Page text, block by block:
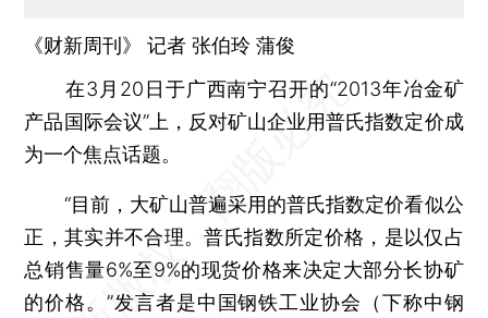
《财新周刊》 记者张伯玲 蒲俊
在3月20日于广西南宁召开的“2013年冶金矿
产品国际会议”上，反对矿山企业用普氏指数定价成
为一个焦点话题。
“目前，大矿山普遍采用的普氏指数定价看似公
正，其实并不合理。普氏指数所定价格，是以仅占
总销售量6%至9%的现货价格来决定大部分长协矿
的价格。”发言者是中国钢铁工业协会（下称中钢